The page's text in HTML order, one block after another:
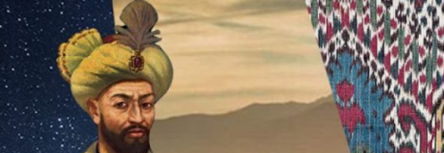
Skip
to
content